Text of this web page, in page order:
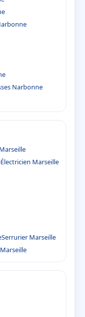
Narbonne
Électricien Marseille
Serrurier Marseille